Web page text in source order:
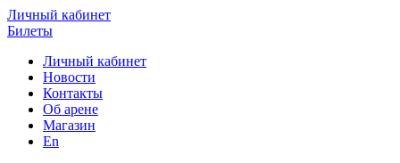
Личный кабинет
Билеты
Личный кабинет
Новости
Контакты
Об арене
Магазин
En